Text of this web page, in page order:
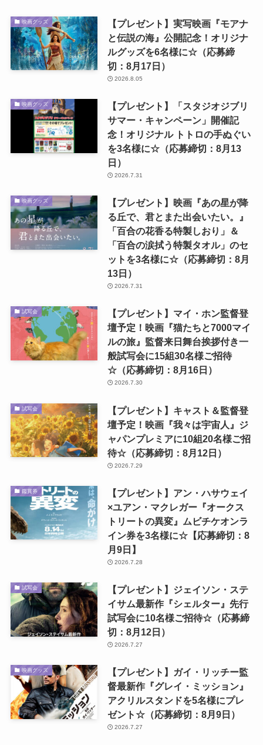
映画グッズ
【プレゼント】実写映画『モアナ
と伝説の海』公開記念！オリジナ
ルグッズを6名様に☆（応募締
切：8月17日）
2026.8.05
映画グッズ
【プレゼント】「スタジオジブリ
サマー・キャンペーン」開催記
念！オリジナル トトロの手ぬぐい
を3名様に☆（応募締切：8月13
日）
2026.7.31
映画グッズ
【プレゼント】映画『あの星が降
る丘で、君とまた出会いたい。』
「百合の花香る特製しおり」＆
「百合の涙拭う特製タオル」のセ
ットを3名様に☆（応募締切：8月
13日）
2026.7.31
試写会
【プレゼント】マイ・ホン監督登
壇予定！映画『猫たちと7000マイ
ルの旅』監督来日舞台挨拶付き一
般試写会に15組30名様ご招待
☆（応募締切：8月16日）
2026.7.30
試写会
【プレゼント】キャスト＆監督登
壇予定！映画『我々は宇宙人』ジ
ャパンプレミアに10組20名様ご招
待☆（応募締切：8月12日）
2026.7.29
鑑賞券
【プレゼント】アン・ハサウェイ
×ユアン・マクレガー『オークス
トリートの異変』ムビチケオンラ
イン券を3名様に☆【応募締切：8
月9日】
2026.7.28
試写会
【プレゼント】ジェイソン・ステ
イサム最新作『シェルター』先行
試写会に10名様ご招待☆（応募締
切：8月12日）
2026.7.27
映画グッズ
【プレゼント】ガイ・リッチー監
督最新作『グレイ・ミッション』
アクリルスタンドを5名様にプレ
ゼント☆（応募締切：8月9日）
2026.7.27